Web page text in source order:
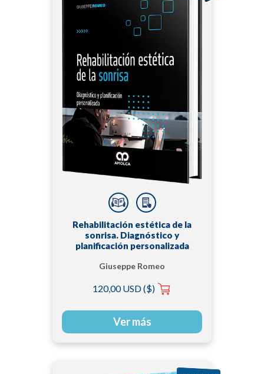
Rehabilitación estética de la
sonrisa. Diagnóstico y
planificación personalizada
Giuseppe Romeo
120,00 USD ($)
Ver más